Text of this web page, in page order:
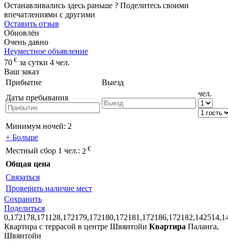
Останавливались здесь раньше ? Поделитесь своими
впечатлениями с другими
Оставить отзыв
Обновлён
Очень давно
Неуместное объявление
70 € за сутки 4 чел.
Ваш заказ
Прибытие
Выезд
Даты пребывания
чел.
Минимум ночей: 2
+ Больше
Местный сбор 1 чел.: 2 €
Общая цена
Связаться
Проверить наличие мест
Сохранить
Поделиться
Квартира с террасой в центре Швянтойи Квартира Паланга,
Швянтойи